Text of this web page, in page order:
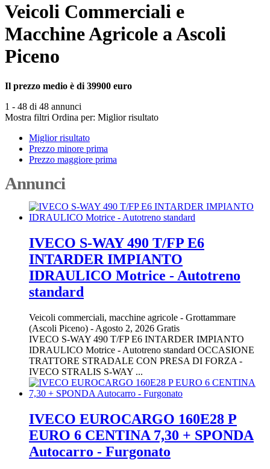
Veicoli Commerciali e
Macchine Agricole a Ascoli
Piceno
Il prezzo medio è di 39900 euro
1 - 48 di 48 annunci
Mostra filtri Ordina per: Miglior risultato
Miglior risultato
Prezzo minore prima
Prezzo maggiore prima
Annunci
IVECO S-WAY 490 T/FP E6
INTARDER IMPIANTO
IDRAULICO Motrice - Autotreno
standard
Veicoli commerciali, macchine agricole - Grottammare
(Ascoli Piceno) - Agosto 2, 2026 Gratis
IVECO S-WAY 490 T/FP E6 INTARDER IMPIANTO
IDRAULICO Motrice - Autotreno standard OCCASIONE
TRATTORE STRADALE CON PRESA DI FORZA -
IVECO STRALIS S-WAY ...
IVECO EUROCARGO 160E28 P
EURO 6 CENTINA 7,30 + SPONDA
Autocarro - Furgonato